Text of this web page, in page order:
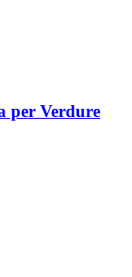
per Verdure